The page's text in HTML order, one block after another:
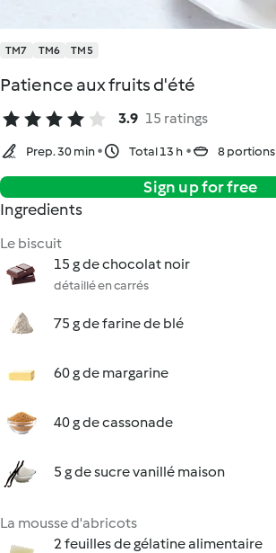
TM7 TM6 TM5
Patience aux fruits d'été
3.9 15 ratings
Prep. 30 min Total 13 h 8 portions
Sign up for free
Ingredients
Le biscuit
15 g de chocolat noir
détaillé en carrés
75 g de farine de blé
60 g de margarine
40 g de cassonade
5 g de sucre vanillé maison
La mousse d'abricots
2 feuilles de gélatine alimentaire